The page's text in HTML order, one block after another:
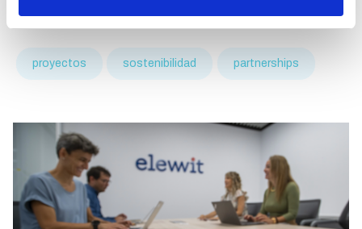
proyectos sostenibilidad partnerships